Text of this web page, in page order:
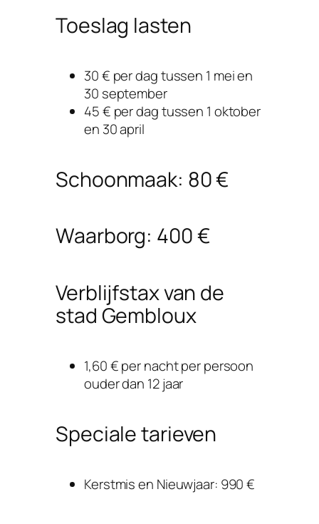
Toeslag lasten
30 € per dag tussen 1 mei en
30 september
45 € per dag tussen 1 oktober
en 30 april
Schoonmaak: 80 €
Waarborg: 400 €
Verblijfstax van de
stad Gembloux
1,60 € per nacht per persoon
ouder dan 12 jaar
Speciale tarieven
Kerstmis en Nieuwjaar: 990 €